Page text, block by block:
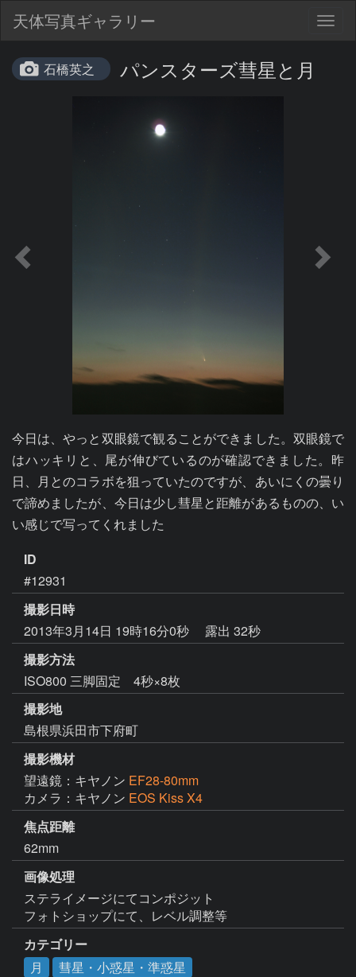
天体写真ギャラリー
石橋英之 パンスターズ彗星と月
今日は、やっと双眼鏡で観ることができました。双眼鏡で
はハッキリと、尾が伸びているのが確認できました。昨
日、月とのコラボを狙っていたのですが、あいにくの曇り
で諦めましたが、今日は少し彗星と距離があるものの、い
い感じで写ってくれました
ID
#12931
撮影日時
2013年3月14日 19時16分0秒
露出 32秒
撮影方法
ISO800 三脚固定 4秒×8枚
撮影地
島根県浜田市下府町
撮影機材
望遠鏡：キヤノン EF28-80mm
カメラ：キヤノン EOS Kiss X4
焦点距離
62mm
画像処理
ステライメージにてコンポジット
フォトショップにて、レベル調整等
カテゴリー
月
彗星・小惑星・準惑星